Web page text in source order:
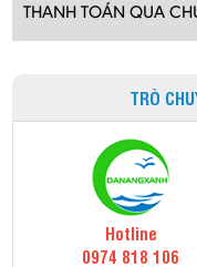
THANH TOÁN QUA
TRÒ
Hotline
0974 818 106